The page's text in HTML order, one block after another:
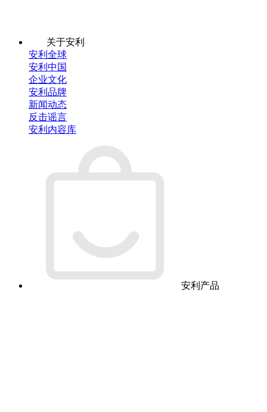
关于安利
安利全球
安利中国
企业文化
安利品牌
新闻动态
反击谣言
安利内容库
安利产品